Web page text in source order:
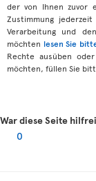
der von Ihnen zuvor
Zustimmung
Verarbeitung und
möchten lesen Sie
Rechte ausüben
möchten, füllen Sie
War diese Seite
0